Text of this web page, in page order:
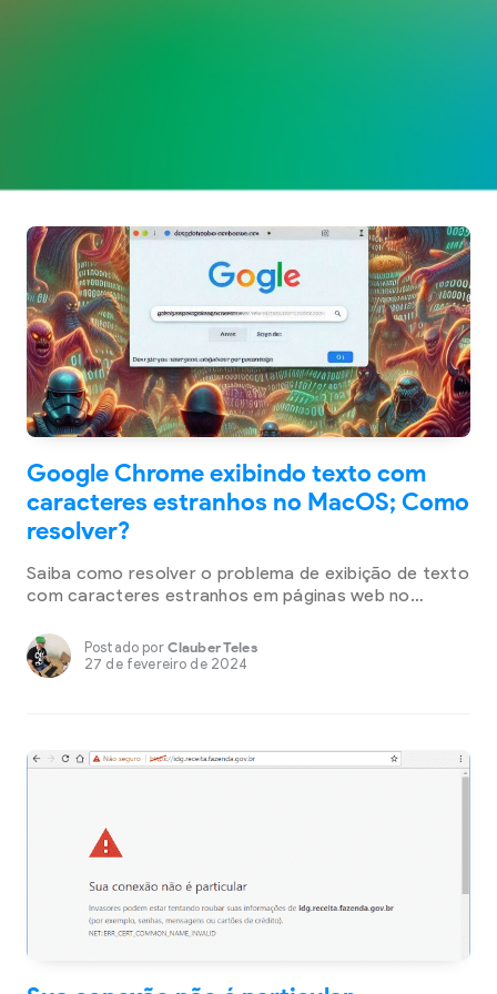
Google Chrome exibindo texto com
caracteres estranhos no MacOS; Como
resolver?
Saiba como resolver o problema de exibição de texto
com caracteres estranhos em páginas web no
Postado por Clauber Teles
27 de fevereiro de 2024